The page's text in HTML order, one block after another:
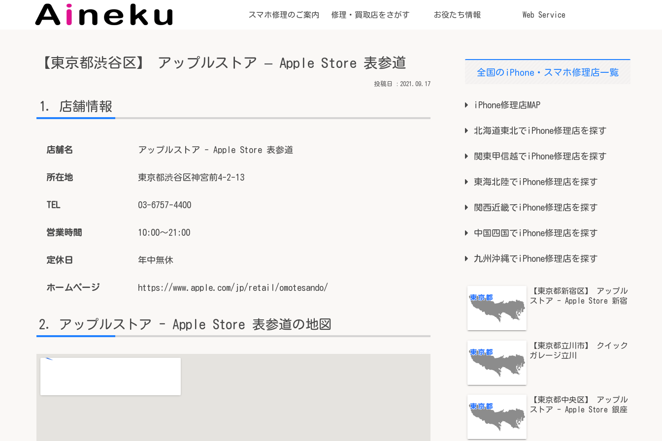
スマホ修理のご案内 修理・買取店をさがす お役たち情報 Web Service
【東京都渋谷区】 アップルストア – Apple Store 表参道
2021.09.17
店舗情報
店舗名 アップルストア - Apple Store 表参道
所在地 東京都渋谷区神宮前4-2-13
TEL 03-6757-4400
営業時間 10:00～21:00
定休日 年中無休
ホームページ https://www.apple.com/jp/retail/omotesando/
アップルストア - Apple Store 表参道の地図
全国のiPhone・スマホ修理店一覧
iPhone修理店MAP
北海道東北でiPhone修理店を探す
関東甲信越でiPhone修理店を探す
東海北陸でiPhone修理店を探す
関西近畿でiPhone修理店を探す
中国四国でiPhone修理店を探す
九州沖縄でiPhone修理店を探す
【東京都新宿区】 アップル
ストア - Apple Store 新宿
【東京都立川市】 クイック
ガレージ立川
【東京都中央区】 アップル
ストア - Apple Store 銀座